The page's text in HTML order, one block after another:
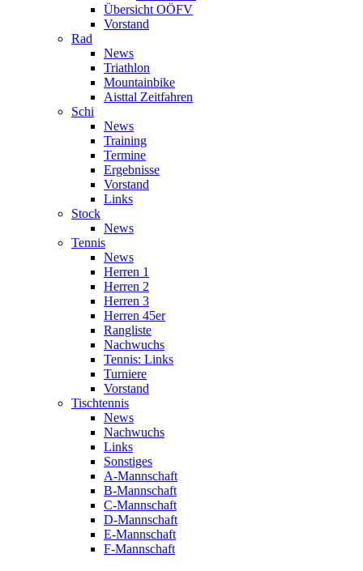
Übersicht OÖFV
Vorstand
Rad
News
Triathlon
Mountainbike
Aisttal Zeitfahren
Schi
News
Training
Termine
Ergebnisse
Vorstand
Links
Stock
News
Tennis
News
Herren 1
Herren 2
Herren 3
Herren 45er
Rangliste
Nachwuchs
Tennis: Links
Turniere
Vorstand
Tischtennis
News
Nachwuchs
Links
Sonstiges
A-Mannschaft
B-Mannschaft
C-Mannschaft
D-Mannschaft
E-Mannschaft
F-Mannschaft